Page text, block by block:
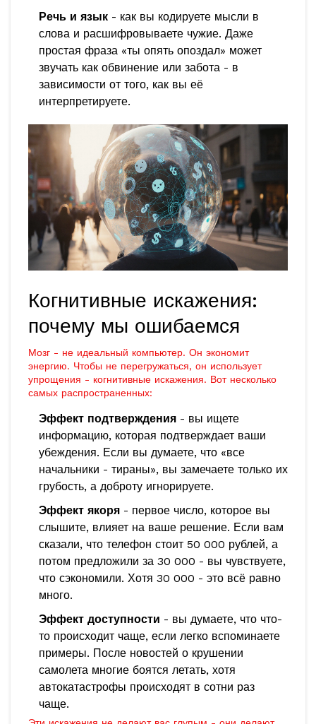
Речь и язык - как вы кодируете мысли в
слова и расшифровываете чужие. Даже
простая фраза «ты опять опоздал» может
звучать как обвинение или забота - в
зависимости от того, как вы её
интерпретируете.
Когнитивные искажения:
почему мы ошибаемся
Мозг - не идеальный компьютер. Он экономит
энергию. Чтобы не перегружаться, он использует
упрощения - когнитивные искажения. Вот несколько
самых распространенных:
Эффект подтверждения - вы ищете
информацию, которая подтверждает ваши
убеждения. Если вы думаете, что «все
начальники - тираны», вы замечаете только их
грубость, а доброту игнорируете.
Эффект якоря - первое число, которое вы
слышите, влияет на ваше решение. Если вам
сказали, что телефон стоит 50 000 рублей, а
потом предложили за 30 000 - вы чувствуете,
что сэкономили. Хотя 30 000 - это всё равно
много.
Эффект доступности - вы думаете, что что-
то происходит чаще, если легко вспоминаете
примеры. После новостей о крушении
самолета многие боятся летать, хотя
автокатастрофы происходят в сотни раз
чаще.